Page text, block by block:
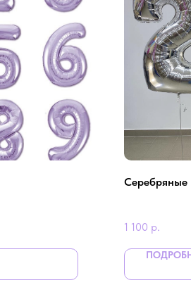
Серебряные
1 100 р.